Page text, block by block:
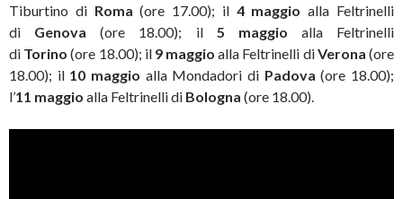
Tiburtino di Roma (ore 17.00); il 4 maggioalla Feltrinelli
di Genova (ore 18.00); il 5 maggio alla Feltrinelli
di Torino(ore 18.00); il 9 maggioalla Feltrinelli diVerona (ore
18.00); il 10 maggio alla Mondadori di Padova (ore 18.00);
l’11 maggio alla Feltrinelli di Bologna (ore 18.00).